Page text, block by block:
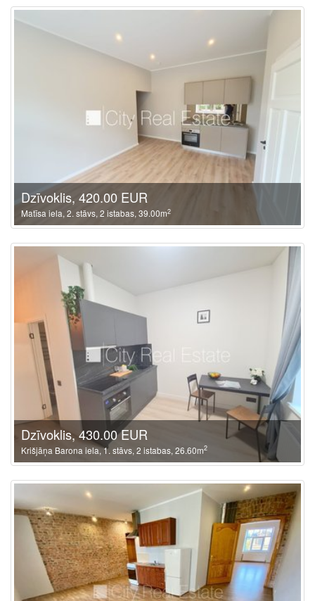
Dzīvoklis, 420.00 EUR
Matīsa iela, 2. stāvs, 2 istabas, 39.00m2
Dzīvoklis, 430.00 EUR
Krišjāņa Barona iela, 1. stāvs, 2 istabas, 26.60m2